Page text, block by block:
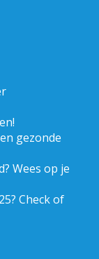
gezonde
Wees op je
Check of